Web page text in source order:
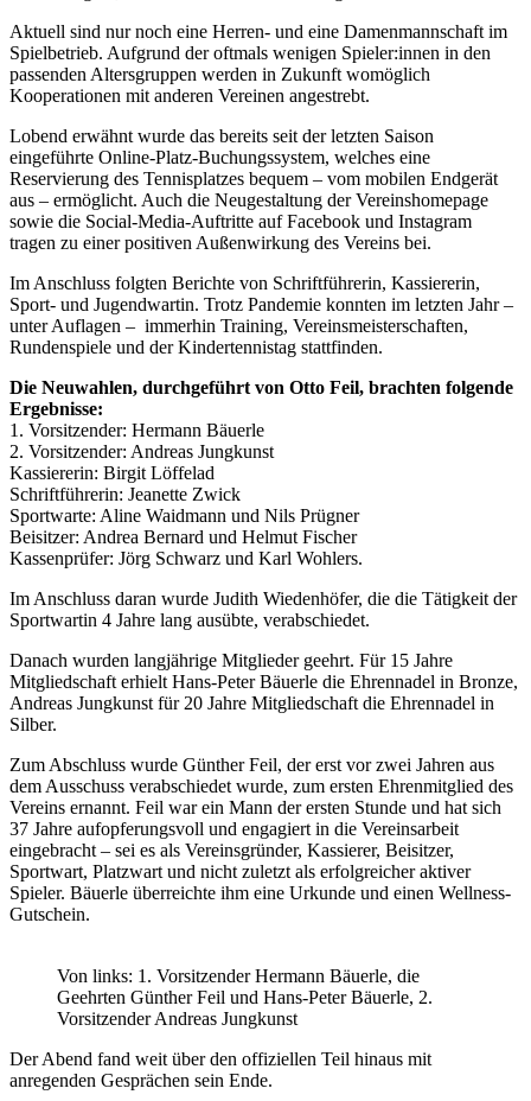
Aktuell sind nur noch eine Herren- und eine Damenmannschaft im
Spielbetrieb. Aufgrund der oftmals wenigen Spieler:innen in den
passenden Altersgruppen werden in Zukunft womöglich
Kooperationen mit anderen Vereinen angestrebt.
Lobend erwähnt wurde das bereits seit der letzten Saison
eingeführte Online-Platz-Buchungssystem, welches eine
Reservierung des Tennisplatzes bequem – vom mobilen Endgerät
aus – ermöglicht. Auch die Neugestaltung der Vereinshomepage
sowie die Social-Media-Auftritte auf Facebook und Instagram
tragen zu einer positiven Außenwirkung des Vereins bei.
Im Anschluss folgten Berichte von Schriftführerin, Kassiererin,
Sport- und Jugendwartin. Trotz Pandemie konnten im letzten Jahr –
unter Auflagen – immerhin Training, Vereinsmeisterschaften,
Rundenspiele und der Kindertennistag stattfinden.
Die Neuwahlen, durchgeführt von Otto Feil, brachten folgende
Ergebnisse:
1. Vorsitzender: Hermann Bäuerle
2. Vorsitzender: Andreas Jungkunst
Kassiererin: Birgit Löffelad
Schriftführerin: Jeanette Zwick
Sportwarte: Aline Waidmann und Nils Prügner
Beisitzer: Andrea Bernard und Helmut Fischer
Kassenprüfer: Jörg Schwarz und Karl Wohlers.
Im Anschluss daran wurde Judith Wiedenhöfer, die die Tätigkeit der
Sportwartin 4 Jahre lang ausübte, verabschiedet.
Danach wurden langjährige Mitglieder geehrt. Für 15 Jahre
Mitgliedschaft erhielt Hans-Peter Bäuerle die Ehrennadel in Bronze,
Andreas Jungkunst für 20 Jahre Mitgliedschaft die Ehrennadel in
Silber.
Zum Abschluss wurde Günther Feil, der erst vor zwei Jahren aus
dem Ausschuss verabschiedet wurde, zum ersten Ehrenmitglied des
Vereins ernannt. Feil war ein Mann der ersten Stunde und hat sich
37 Jahre aufopferungsvoll und engagiert in die Vereinsarbeit
eingebracht – sei es als Vereinsgründer, Kassierer, Beisitzer,
Sportwart, Platzwart und nicht zuletzt als erfolgreicher aktiver
Spieler. Bäuerle überreichte ihm eine Urkunde und einen Wellness-
Gutschein.
Von links: 1. Vorsitzender Hermann Bäuerle, die
Geehrten Günther Feil und Hans-Peter Bäuerle, 2.
Vorsitzender Andreas Jungkunst
Der Abend fand weit über den offiziellen Teil hinaus mit
anregenden Gesprächen sein Ende.